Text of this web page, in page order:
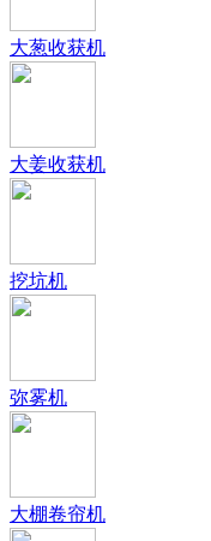
大葱收获机
大姜收获机
挖坑机
弥雾机
大棚卷帘机